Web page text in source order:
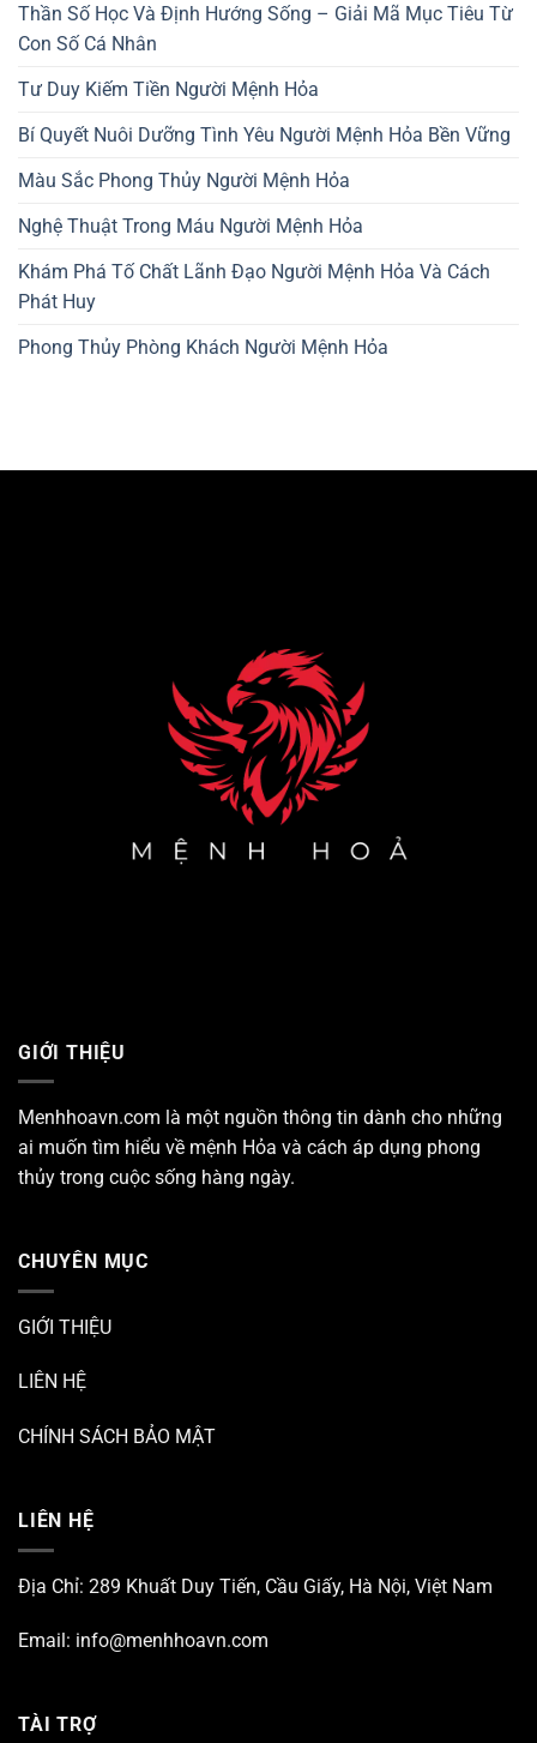
Thần Số Học Và Định Hướng Sống – Giải Mã Mục Tiêu Từ
Con Số Cá Nhân
Tư Duy Kiếm Tiền Người Mệnh Hỏa
Bí Quyết Nuôi Dưỡng Tình Yêu Người Mệnh Hỏa Bền Vững
Màu Sắc Phong Thủy Người Mệnh Hỏa
Nghệ Thuật Trong Máu Người Mệnh Hỏa
Khám Phá Tố Chất Lãnh Đạo Người Mệnh Hỏa Và Cách
Phát Huy
Phong Thủy Phòng Khách Người Mệnh Hỏa
GIỚI THIỆU
Menhhoavn.com là một nguồn thông tin dành cho những
ai muốn tìm hiểu về mệnh Hỏa và cách áp dụng phong
thủy trong cuộc sống hàng ngày.
CHUYÊN MỤC
GIỚI THIỆU
LIÊN HỆ
CHÍNH SÁCH BẢO MẬT
LIÊN HỆ
Địa Chỉ: 289 Khuất Duy Tiến, Cầu Giấy, Hà Nội, Việt Nam
Email: info@menhhoavn.com
TÀI TRỢ